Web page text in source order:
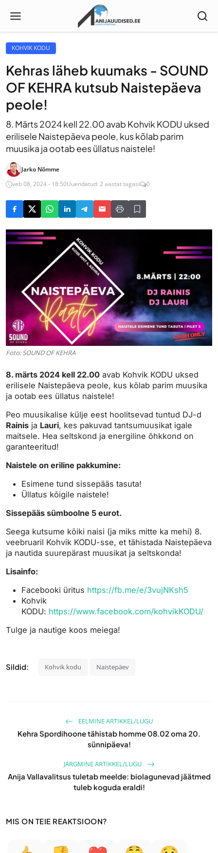
KOHVIK KODU
Kehras läheb kuumaks - SOUND
OF KEHRA kutsub Naistepäeva
peole!
8. Märts 2024 kell 22.00 avab Kohvik KODU uksed
erilisele Naistepäeva peole, kus kõlab parim
muusika ja ootab ees üllatus naistele!
Jarko Nõmme
veb 08, 2024 - 18:50Uuendatud: 2 aastat tagasi 0
Foto: SOUND OF KEHRA
8. märts 2024 kell 22.00 avab Kohvik KODU uksed
erilisele Naistepäeva peole, kus kõlab parim muusika
ja ootab ees üllatus naistele!
Peo muusikalise külje eest hoolitsevad tuntud DJ-d
Rainis ja Lauri, kes pakuvad tantsumuusikat igale
maitsele. Hea seltskond ja energiline õhkkond on
garanteeritud!
Naistele on eriline pakkumine:
Esimene tund sissepääs tasuta!
Üllatus kõigile naistele!
Sissepääs sümboolne 5 eurot.
Seega kutsume kõiki naisi (ja miks mitte ka mehi) 8.
veebruaril Kohvik KODU-sse, et tähistada Naistepäeva
ja nautida suurepärast muusikat ja seltskonda!
Lisainfo:
Facebooki üritus https://fb.me/e/3vujNKsh5
Kohvik
KODU: https://www.facebook.com/kohvikKODU/
Tulge ja nautige koos meiega!
Sildid: Kohvik kodu Naistepäev
EELMINE ARTIKKEL/LUGU
Kehra Spordihoone tähistab homme 08.02 oma 20.
sünnipäeva!
JÄRGMINE ARTIKKEL/LUGU
Anija Vallavalitsus tuletab meelde: biolagunevad jäätmed
tuleb koguda eraldi!
MIS ON TEIE REAKTSIOON?